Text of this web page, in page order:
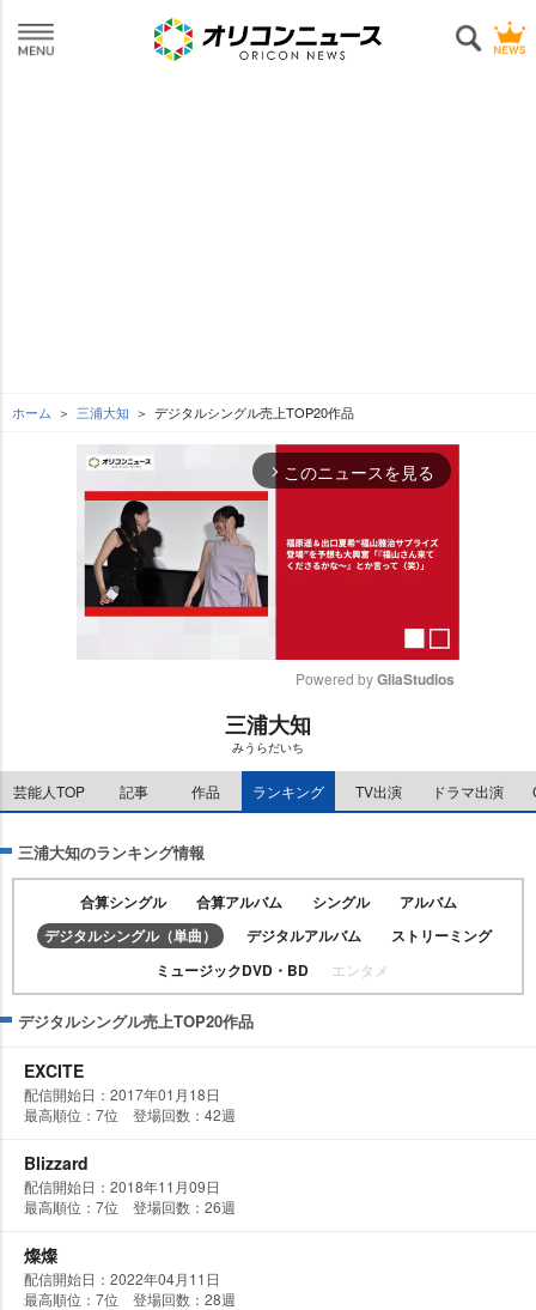
ホーム 三浦大知 デジタルシングル売上TOP20作品
arrow_forward_ios このニュースを見る
t
e
Powered by GliaStudios
三浦大知
みうらだいち
芸能人TOP 記事 作品 ランキング TV出演 ドラマ出演
三浦大知のランキング情報
合算シングル 合算アルバム シングル
アルバム
デジタルシングル（単曲）
デジタルアルバム
ストリーミング
ミュージックDVD・BD
エンタメ
デジタルシングル売上TOP20作品
EXCITE
配信開始日：2017年01月18日
最高順位：7位 登場回数：42週
Blizzard
配信開始日：2018年11月09日
最高順位：7位 登場回数：26週
燦燦
配信開始日：2022年04月11日
最高順位：7位 登場回数：28週